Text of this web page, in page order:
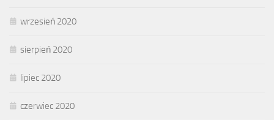
wrzesień 2020
sierpień 2020
lipiec 2020
czerwiec 2020